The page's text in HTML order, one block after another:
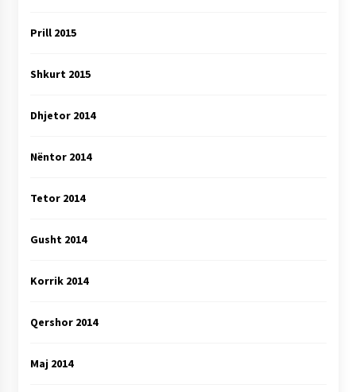
Prill 2015
Shkurt 2015
Dhjetor 2014
Nëntor 2014
Tetor 2014
Gusht 2014
Korrik 2014
Qershor 2014
Maj 2014